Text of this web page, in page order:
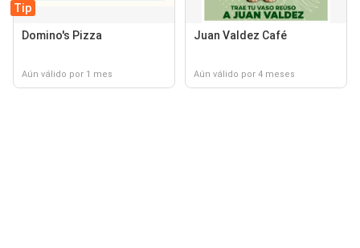
Tip
Domino's Pizza
Aún válido por 1 mes
Juan Valdez Café
Aún válido por 4 meses